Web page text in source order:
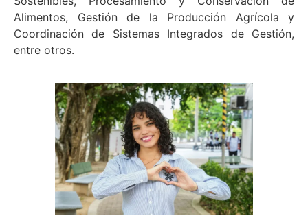
Alimentos, Gestión de la Producción Agrícola y
Coordinación de Sistemas Integrados de Gestión,
entre otros.